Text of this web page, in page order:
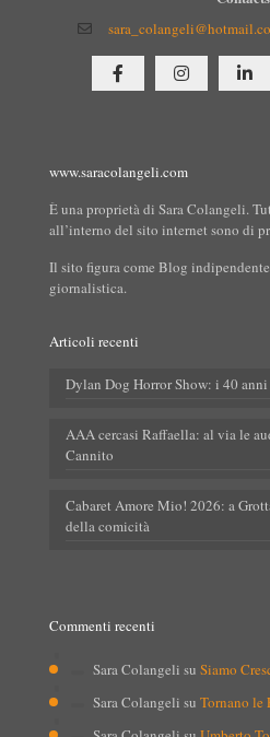
www.saracolangeli.com
È una proprietà di Sara Colangeli.
all’interno del sito internet sono di
Il sito figura come Blog
giornalistica.
Articoli recenti
Dylan Dog Horror Show: i 40
AAA cercasi Raffaella: al via le
Cannito
Cabaret Amore Mio! 2026: a
della comicità
Commenti recenti
Sara Colangeli su Siamo
Sara Colangeli su Tornano le